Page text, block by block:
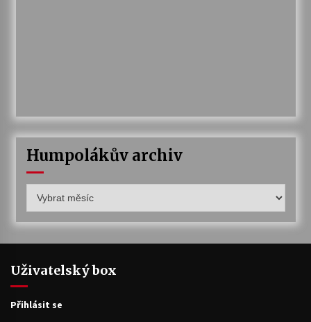
Humpolákův archiv
archiv
Uživatelský box
Přihlásit se